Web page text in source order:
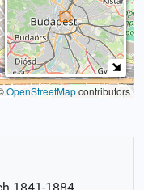
OpenStreetMapcontributors